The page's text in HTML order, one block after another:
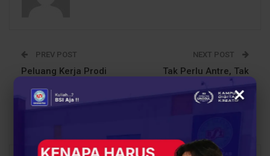
PREV POST
Peluang Kerja Prodi
Pengembang Aplikasi
hingga Spesialis AI
NEXT POST
Tak Perlu Antre, Tak
Perlu Ribet! Daftar
Kuliah di UBSI Cukup
×